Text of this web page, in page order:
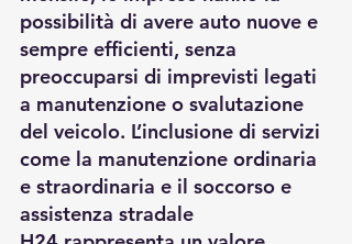
possibilità di avere auto nuove e
sempre efficienti, senza
preoccuparsi di imprevisti legati
a manutenzione o svalutazione
del veicolo. L’inclusione di servizi
come la manutenzione ordinaria
e straordinaria e il soccorso e
assistenza stradale